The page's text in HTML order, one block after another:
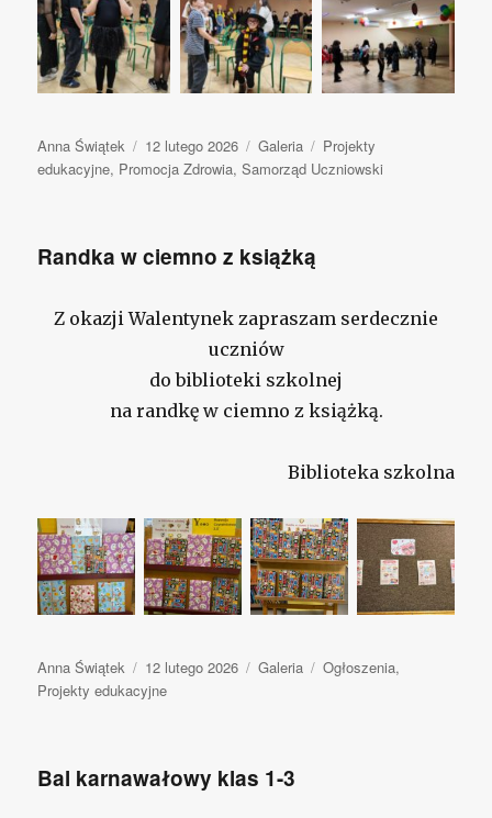
Autor
Anna Świątek Opublikowano
12 lutego 2026
Format
wpisu
Galeria Kategorie
Projekty
edukacyjne, Promocja Zdrowia,Samorząd Uczniowski
Randka w ciemno z książką
Z okazji Walentynek zapraszam serdecznie
uczniów
do biblioteki szkolnej
na randkę w ciemno z książką.
Biblioteka szkolna
Autor
Anna Świątek Opublikowano
12 lutego 2026
Format
Galeria Kategorie
Ogłoszenia,
Projekty edukacyjne
Bal karnawałowy klas 1-3